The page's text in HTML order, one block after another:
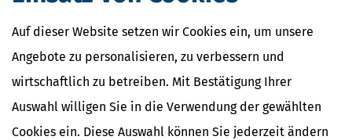
Auf dieser Website setzen wir Cookies ein, um unsere
Angebote zu personalisieren, zu verbessern und
wirtschaftlich zu betreiben. Mit Bestätigung Ihrer
Auswahl willigen Sie in die Verwendung der gewählten
Cookies ein. Diese Auswahl können Sie jederzeit ändern